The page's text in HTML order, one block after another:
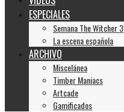
ESPECIALES
Semana The Witcher 3
La escena española
ARCHIVO
Miscelánea
Timber Maniacs
Artcade
Gamificados